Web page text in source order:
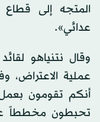
المتجه إلى
عدائي».
وقال نتنياهو
عملية الاعتراض،
أنكم تقومون
تحبطون مخططاً